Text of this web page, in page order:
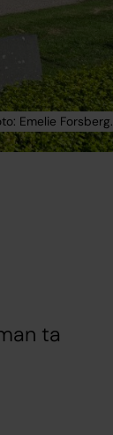
ta